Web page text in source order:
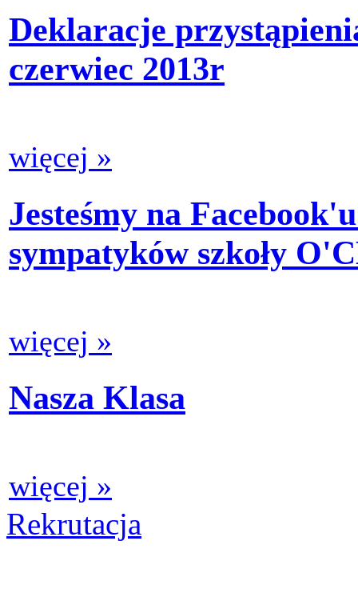
Deklaracje
czerwiec 2013r
więcej »
Jesteśmy na
sympatyków szkoły
więcej »
Nasza Klasa
więcej »
Rekrutacja